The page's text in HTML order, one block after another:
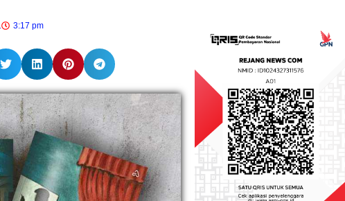
3:17 pm